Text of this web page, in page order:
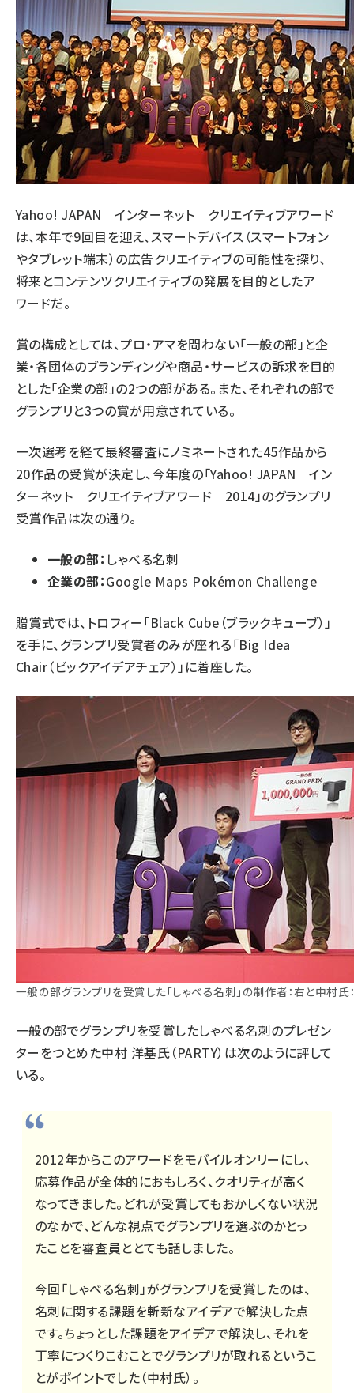
Yahoo! JAPAN インターネット クリエイティブアワード
は、本年で9回目を迎え、スマートデバイス（スマートフォン
やタブレット端末）の広告クリエイティブの可能性を探り、
将来とコンテンツクリエイティブの発展を目的としたア
ワードだ。
賞の構成としては、プロ・アマを問わない「一般の部」と企
業・各団体のブランディングや商品・サービスの訴求を目的
とした「企業の部」の2つの部がある。また、それぞれの部で
グランプリと3つの賞が用意されている。
一次選考を経て最終審査にノミネートされた45作品から
20作品の受賞が決定し、今年度の「Yahoo! JAPAN イン
ターネット クリエイティブアワード 2014」のグランプリ
受賞作品は次の通り。
一般の部： しゃべる名刺
企業の部：Google Maps Pokémon Challenge
贈賞式では、トロフィー「Black Cube（ブラックキューブ）」
を手に、グランプリ受賞者のみが座れる「Big Idea
Chair（ビックアイデアチェア）」に着座した。
一般の部グランプリを受賞した「しゃべる名刺」の制作者：右と中村氏
一般の部でグランプリを受賞したしゃべる名刺のプレゼン
ターをつとめた中村 洋基氏（PARTY）は次のように評して
いる。
2012年からこのアワードをモバイルオンリーにし、
応募作品が全体的におもしろく、クオリティが高く
なってきました。どれが受賞してもおかしくない状況
のなかで、どんな視点でグランプリを選ぶのかとっ
たことを審査員ととても話しました。
今回「しゃべる名刺」がグランプリを受賞したのは、
名刺に関する課題を斬新なアイデアで解決した点
です。ちょっとした課題をアイデアで解決し、それを
丁寧につくりこむことでグランプリが取れるというこ
とがポイントでした（中村氏）。